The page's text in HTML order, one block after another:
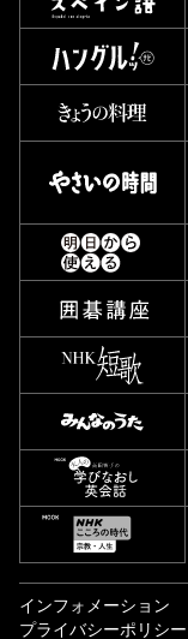
インフォメーション
プライバシーポリシー